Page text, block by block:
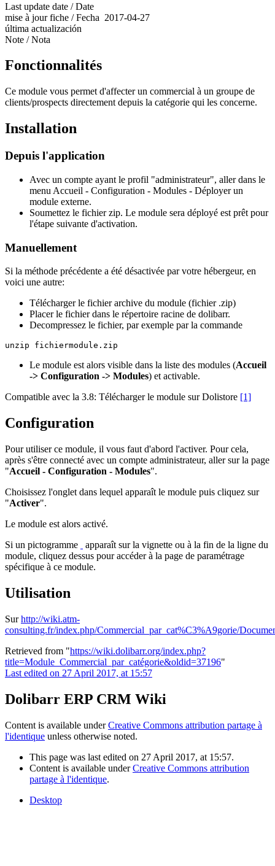
Last update date / Date
mise à jour fiche / Fecha
última actualización
2017-04-27
Note / Nota
Fonctionnalités
Ce module vous permet d'affecter un commercial à un groupe de
clients/prospects directement depuis la catégorie qui les concerne.
Installation
Depuis l'application
Avec un compte ayant le profil "administrateur", aller dans le
menu Accueil - Configuration - Modules - Déployer un
module externe.
Soumettez le fichier zip. Le module sera déployé est prêt pour
l'étape suivante d'activation.
Manuellement
Si la méthode précédente a été désactivée par votre hébergeur, en
voici une autre:
Télécharger le fichier archive du module (fichier .zip)
Placer le fichier dans le répertoire racine de dolibarr.
Decompressez le fichier, par exemple par la commande
Le module est alors visible dans la liste des modules (Accueil
-> Configuration -> Modules) et activable.
Compatible avec la 3.8: Télécharger le module sur Dolistore [1]
Configuration
Pour utiliser ce module, il vous faut d'abord l'activer. Pour cela,
après s'être connecté avec un compte administrateur, aller sur la page
"Accueil - Configuration - Modules".
Choisissez l'onglet dans lequel apparaît le module puis cliquez sur
"Activer".
Le module est alors activé.
Si un pictogramme
apparaît sur la vignette ou à la fin de la ligne du
module, cliquez dessus pour accéder à la page de paramétrage
spécifique à ce module.
Utilisation
Surhttp://wiki.atm-
consulting.fr/index.php/Commercial_par_cat%C3%A9gorie/
Retrieved from "https://wiki.dolibarr.org/index.php?
title=Module_Commercial_par_catégorie&oldid=37196"
Last edited on 27 April 2017, at 15:57
Dolibarr ERP CRM Wiki
Content is available underCreative Commons attribution partage à
l'identique unless otherwise noted.
This page was last edited on 27 April 2017, at 15:57.
Content is available underCreative Commons attribution
partage à l'identique.
Desktop